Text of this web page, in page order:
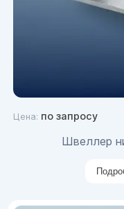
Цена: по запросу
Швеллер